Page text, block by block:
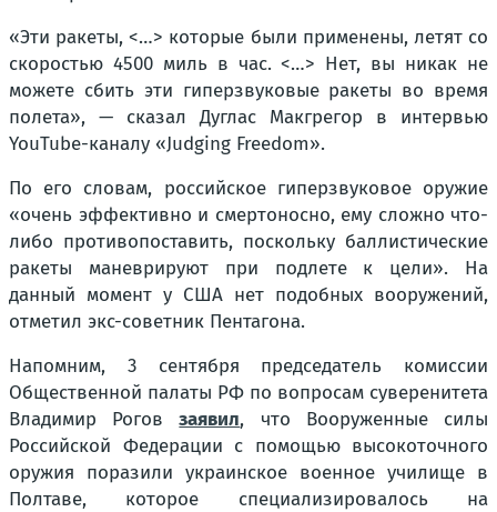
«Эти ракеты, <…> которые были применены, летят со
скоростью 4500 миль в час. <…> Нет, вы никак не
можете сбить эти гиперзвуковые ракеты во время
полета», — сказал Дуглас Макгрегор в интервью
YouTube-каналу «Judging Freedom».
По его словам, российское гиперзвуковое оружие
«очень эффективно и смертоносно, ему сложно что-
либо противопоставить, поскольку баллистические
ракеты маневрируют при подлете к цели». На
данный момент у США нет подобных вооружений,
отметил экс-советник Пентагона.
Напомним, 3 сентября председатель комиссии
Общественной палаты РФ по вопросам суверенитета
Владимир Роговзаявил, что Вооруженные силы
Российской Федерации с помощью высокоточного
оружия поразили украинское военное училище в
Полтаве, которое специализировалось на